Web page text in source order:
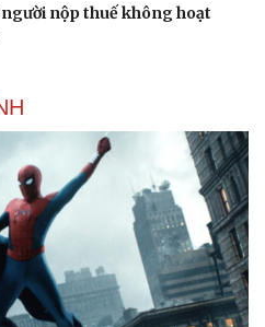
nộp thuế không hoạt